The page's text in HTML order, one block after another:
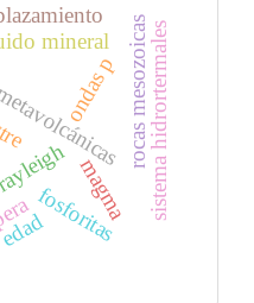
rocas mesozoicas
mineral sistema hidrortermales
ondas p
magma
fosforitas